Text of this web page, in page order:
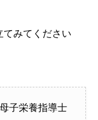
みてください
子栄養指導士